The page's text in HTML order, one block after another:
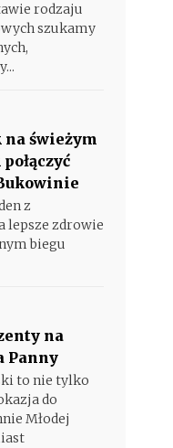
rodzaju
szukamy
świeżym
z
lepsze zdrowie
biegu
na
Panny
to nie tylko
do
Młodej